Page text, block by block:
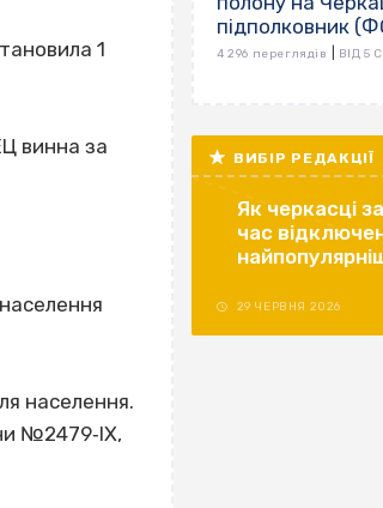
1
винна за
населення.
№2479‐IX,
підполковник
4 296 переглядів ВІД 5
ВИБІР РЕДАКЦІЇ
Як черкасці
час
29 ЧЕРВНЯ 2026